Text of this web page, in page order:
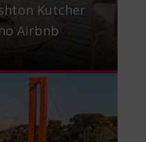
Kutcher
Airbnb